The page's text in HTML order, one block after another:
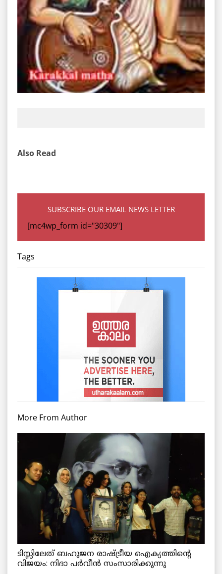
Also Read
SUBSCRIBE OUR EMAIL NEWS LETTER
[mc4wp_form id="30309"]
Tags
More From Author
ടിസ്സിലേത് ബഹുജന രാഷ്ട്രീയ ഐക്യത്തിന്റെ
വിജയം: നിദാ പർവീൻ സംസാരിക്കുന്നു